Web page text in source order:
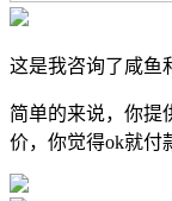
这是我咨询了咸鱼
简单的来说，你提
价，你觉得ok就付